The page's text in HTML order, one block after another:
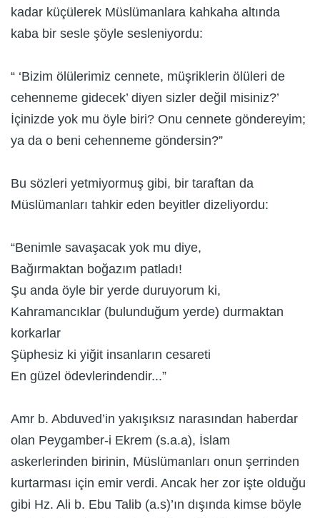
kadar küçülerek Müslümanlara kahkaha altında
kaba bir sesle şöyle sesleniyordu:
“ ‘Bizim ölülerimiz cennete, müşriklerin ölüleri de
cehenneme gidecek’ diyen sizler değil misiniz?’
İçinizde yok mu öyle biri? Onu cennete göndereyim;
ya da o beni cehenneme göndersin?”
Bu sözleri yetmiyormuş gibi, bir taraftan da
Müslümanları tahkir eden beyitler dizeliyordu:
“Benimle savaşacak yok mu diye,
Bağırmaktan boğazım patladı!
Şu anda öyle bir yerde duruyorum ki,
Kahramancıklar (bulunduğum yerde) durmaktan
korkarlar
Şüphesiz ki yiğit insanların cesareti
En güzel ödevlerindendir...”
Amr b. Abduved’in yakışıksız narasından haberdar
olan Peygamber-i Ekrem (s.a.a), İslam
askerlerinden birinin, Müslümanları onun şerrinden
kurtarması için emir verdi. Ancak her zor işte olduğu
gibi Hz. Ali b. Ebu Talib (a.s)’ın dışında kimse böyle